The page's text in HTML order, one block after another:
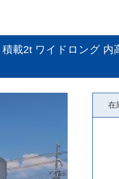
載2t ワイドロング 内
在